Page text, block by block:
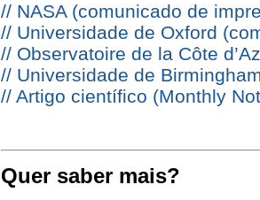
// NASA (comunicado de
// Universidade de Oxford
// Observatoire de la Côte
// Universidade de
// Artigo científico (Monthly
Quer saber mais?